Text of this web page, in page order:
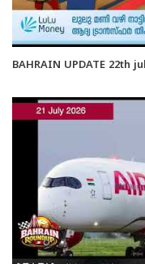
BAHRAIN UPDATE 22th